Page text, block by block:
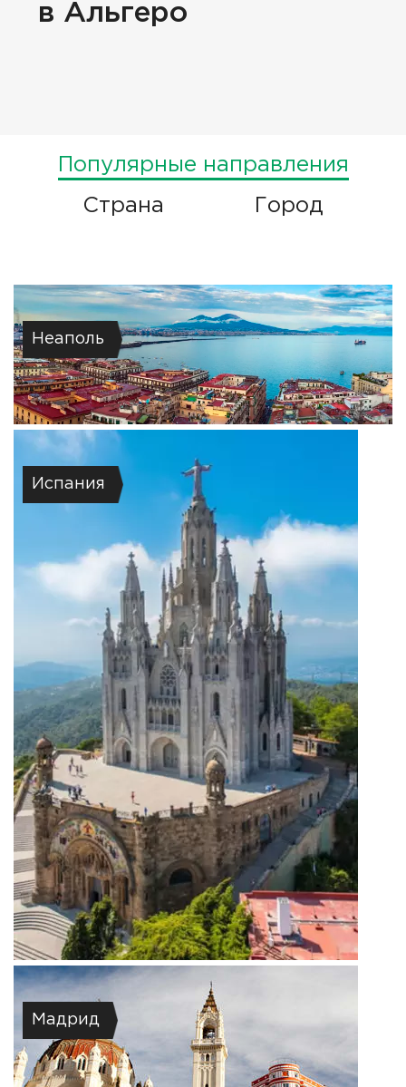
в Альгеро
Популярные направления
Страна Город
Неаполь
Испания
Мадрид